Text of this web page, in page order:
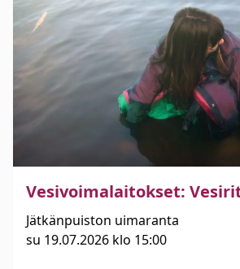
Vesivoimalaitokset:
Jätkänpuiston uimaranta
su 19.07.2026 klo 15:00